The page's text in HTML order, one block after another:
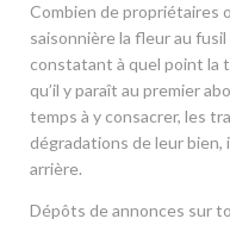
Combien de propriétaires
saisonnière la fleur au
constatant à quel point la
qu’il y paraît au premier
temps à y consacrer, les
dégradations de leur bien,
arrière.
Dépôts de annonces sur